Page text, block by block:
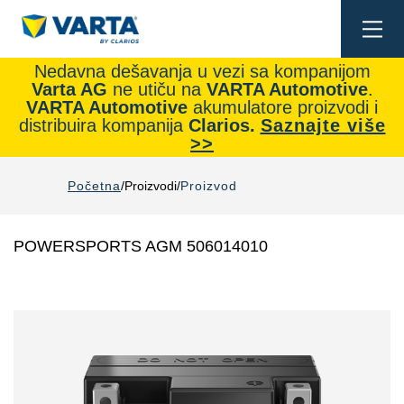
Nedavna dešavanja u vezi sa kompanijom
Varta AG ne utiču na VARTA Automotive.
VARTA Automotive akumulatore proizvodi i
distribuira kompanija Clarios. Saznajte više
>>
Početna Proizvodi Proizvod
POWERSPORTS AGM 506014010